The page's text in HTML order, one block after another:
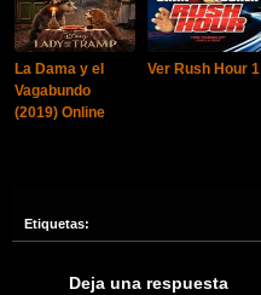
La Dama y el
Vagabundo
(2019) Online
Ver Rush Hour 1
Etiquetas:
Deja una respuesta